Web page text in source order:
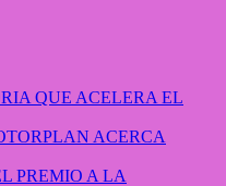
QUE ACELERA EL
ACERCA
PREMIO A LA